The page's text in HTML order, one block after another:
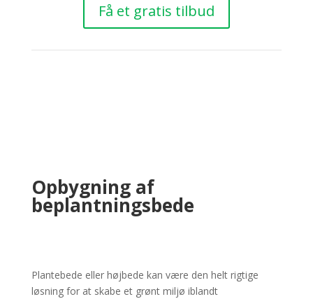
Få et gratis tilbud
Opbygning af
beplantningsbede
Plantebede eller højbede kan være den helt rigtige
løsning for at skabe et grønt miljø iblandt